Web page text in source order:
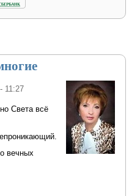
11:27
Света всё
вечных